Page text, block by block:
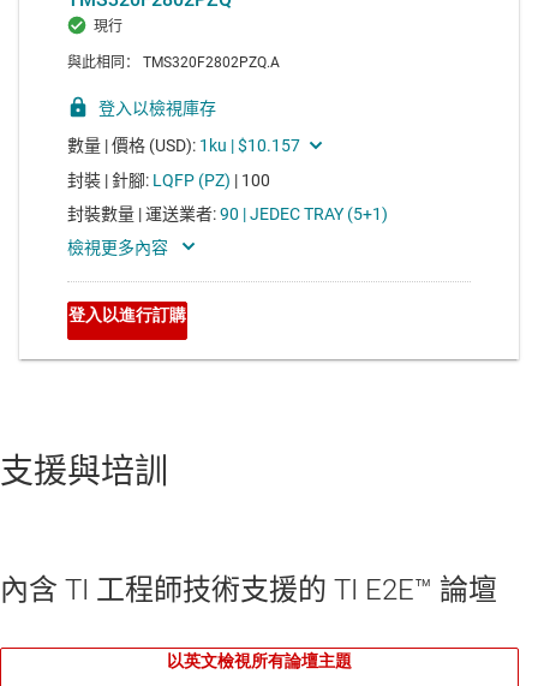
支援與培訓
內含 TI 工程師技術支援的 TI E2E™ 論壇
以英文檢視所有論壇主題